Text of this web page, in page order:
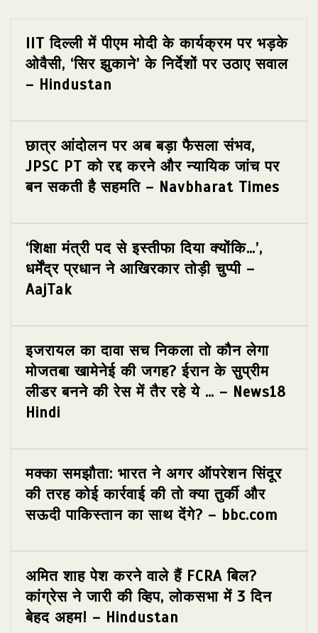
IIT दिल्ली में पीएम मोदी के कार्यक्रम पर भड़के
ओवैसी, ‘सिर झुकाने’ के निर्देशों पर उठाए सवाल
– Hindustan
छात्र आंदोलन पर अब बड़ा फैसला संभव,
JPSC PT को रद्द करने और न्यायिक जांच पर
बन सकती है सहमति – Navbharat Times
‘शिक्षा मंत्री पद से इस्तीफा दिया क्योंकि…’,
धर्मेंद्र प्रधान ने आखिरकार तोड़ी चुप्पी –
AajTak
इजरायल का दावा सच निकला तो कौन लेगा
मोजतबा खामेनेई की जगह? ईरान के सुप्रीम
लीडर बनने की रेस में तैर रहे ये … – News18
Hindi
मक्का समझौता: भारत ने अगर ऑपरेशन सिंदूर
की तरह कोई कार्रवाई की तो क्या तुर्की और
सऊदी पाकिस्तान का साथ देंगे? – bbc.com
अमित शाह पेश करने वाले हैं FCRA बिल?
कांग्रेस ने जारी की व्हिप, लोकसभा में 3 दिन
बेहद अहम! – Hindustan